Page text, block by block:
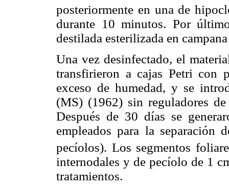
posteriormente en una de
durante 10 minutos. Por
destilada esterilizada en
Una vez desinfectado, el
transfirieron a cajas Petri con
exceso de humedad, y se
(MS) (1962) sin reguladores
Después de 30 días se
empleados para la separación
pecíolos). Los segmentos
internodales y de pecíolo de 1
tratamientos.